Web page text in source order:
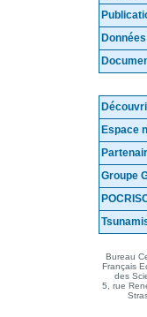
Données
Groupe
Espace
Mes
Bureau
Français
des
5, rue